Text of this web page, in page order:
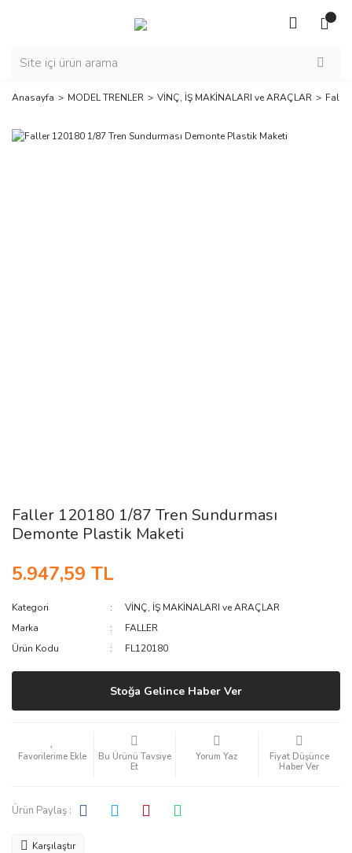
Anasayfa MODEL TRENLER VİNÇ, İŞ MAKİNALARI ve ARAÇLAR
Faller 120180 1/87 Tren Sundurması
Demonte Plastik Maketi
5.947,59 TL
Kategori
VİNÇ, İŞ MAKİNALARI ve ARAÇLAR
Marka
FALLER
Ürün Kodu
FL120180
Stoğa Gelince Haber Ver
Bu Ürünü Tavsiye
Et
Yorum Yaz
Fiyat Düşünce
Haber Ver
Ürün Paylaş :
Karşılaştır